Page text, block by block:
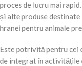
proces de lucru mai
și alte produse
hranei pentru animale
Este potrivită pentru cei
de integrat în activitățile